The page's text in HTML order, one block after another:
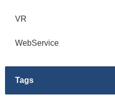
VR
WebService
Tags